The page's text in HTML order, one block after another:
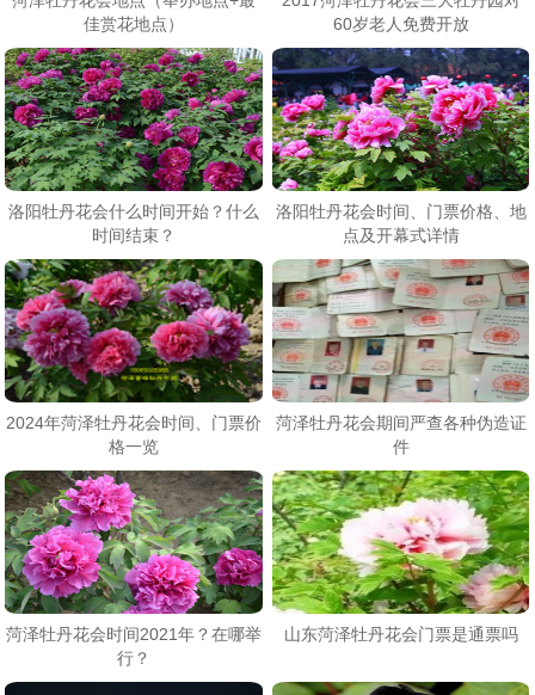
佳赏花地点）
60岁老人免费开放
洛阳牡丹花会什么时间开始？什么
时间结束？
洛阳牡丹花会时间、门票价格、地
点及开幕式详情
2024年菏泽牡丹花会时间、门票价
格一览
菏泽牡丹花会期间严查各种伪造证
件
菏泽牡丹花会时间2021年？在哪举
行？
山东菏泽牡丹花会门票是通票吗